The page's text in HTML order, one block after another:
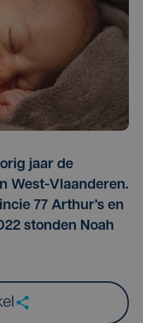
jaar de
West-Vlaanderen.
77 Arthur’s en
stonden Noah